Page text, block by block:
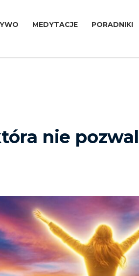
MEDYTACJE PORADNIKI
nie